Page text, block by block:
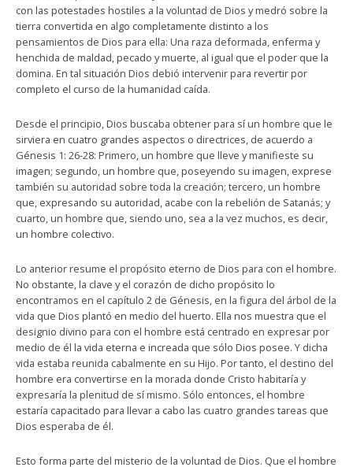
con las potestades hostiles a la voluntad de Dios y medró sobre la
tierra convertida en algo completamente distinto a los
pensamientos de Dios para ella: Una raza deformada, enferma y
henchida de maldad, pecado y muerte, al igual que el poder que la
domina. En tal situación Dios debió intervenir para revertir por
completo el curso de la humanidad caída.
Desde el principio, Dios buscaba obtener para sí un hombre que le
sirviera en cuatro grandes aspectos o directrices, de acuerdo a
Génesis 1: 26-28: Primero, un hombre que lleve y manifieste su
imagen; segundo, un hombre que, poseyendo su imagen, exprese
también su autoridad sobre toda la creación; tercero, un hombre
que, expresando su autoridad, acabe con la rebelión de Satanás; y
cuarto, un hombre que, siendo uno, sea a la vez muchos, es decir,
un hombre colectivo.
Lo anterior resume el propósito eterno de Dios para con el hombre.
No obstante, la clave y el corazón de dicho propósito lo
encontramos en el capítulo 2 de Génesis, en la figura del árbol de la
vida que Dios plantó en medio del huerto. Ella nos muestra que el
designio divino para con el hombre está centrado en expresar por
medio de él la vida eterna e increada que sólo Dios posee. Y dicha
vida estaba reunida cabalmente en su Hijo. Por tanto, el destino del
hombre era convertirse en la morada donde Cristo habitaría y
expresaría la plenitud de sí mismo. Sólo entonces, el hombre
estaría capacitado para llevar a cabo las cuatro grandes tareas que
Dios esperaba de él.
Esto forma parte del misterio de la voluntad de Dios. Que el hombre